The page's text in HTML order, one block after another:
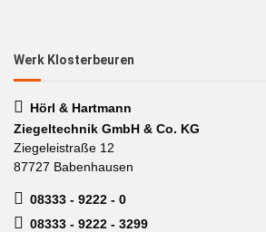
Werk Klosterbeuren
Hörl & Hartmann
Ziegeltechnik GmbH & Co. KG
Ziegeleistraße 12
87727 Babenhausen
08333 - 9222 - 0
08333 - 9222 - 3299